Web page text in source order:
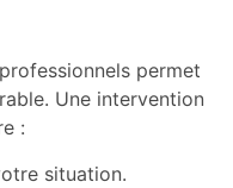
permet
Une intervention
:
situation.